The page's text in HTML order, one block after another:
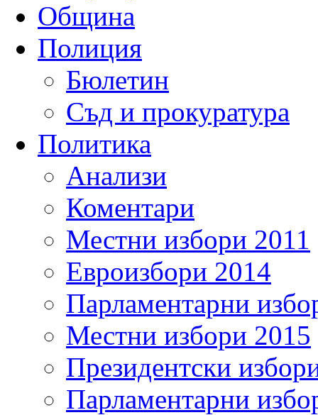
Община
Полиция
Бюлетин
Съд и прокуратура
Политика
Анализи
Коментари
Местни избори 2011
Евроизбори 2014
Парламентарни
Местни избори 2015
Президентски
Парламентарни